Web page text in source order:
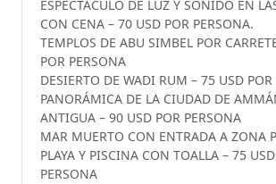
ESPECTACULO DE LUZ Y SONIDO EN
CON CENA – 70 USD POR PERSONA.
TEMPLOS DE ABU SIMBEL POR
POR PERSONA
DESIERTO DE WADI RUM – 75 USD POR
PANORÁMICA DE LA CIUDAD DE
ANTIGUA – 90 USD POR PERSONA
MAR MUERTO CON ENTRADA A ZONA
PLAYA Y PISCINA CON TOALLA – 75
PERSONA